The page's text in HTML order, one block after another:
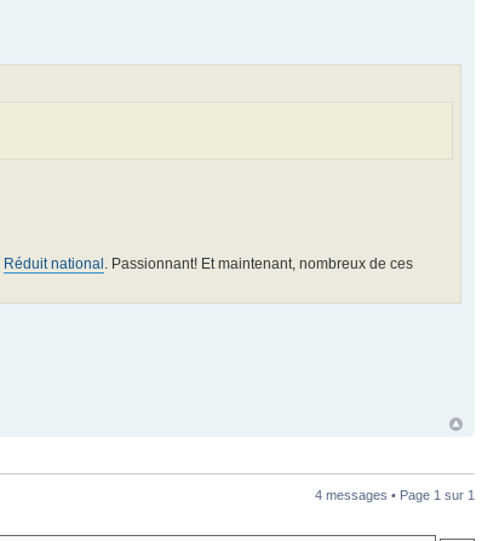
Réduit national . Passionnant! Et maintenant, nombreux de ces
4 messages • Page 1 sur 1